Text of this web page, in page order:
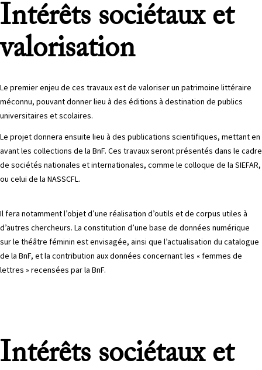
Intérêts sociétaux et
valorisation
Le premier enjeu de ces travaux est de valoriser un patrimoine littéraire
méconnu, pouvant donner lieu à des éditions à destination de publics
universitaires et scolaires.
Le projet donnera ensuite lieu à des publications scientifiques, mettant en
avant les collections de la BnF. Ces travaux seront présentés dans le cadre
de sociétés nationales et internationales, comme le colloque de la SIEFAR,
ou celui de la NASSCFL.
Il fera notamment l’objet d’une réalisation d’outils et de corpus utiles à
d’autres chercheurs. La constitution d’une base de données numérique
sur le théâtre féminin est envisagée, ainsi que l’actualisation du catalogue
de la BnF, et la contribution aux données concernant les « femmes de
lettres » recensées par la BnF.
Intérêts sociétaux et